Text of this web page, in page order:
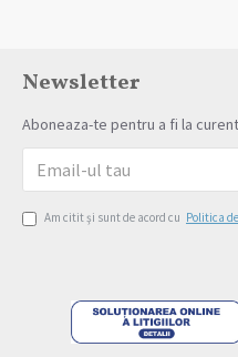
Newsletter
Aboneaza-te pentru a fi la
Am citit şi sunt de acord cu Politica